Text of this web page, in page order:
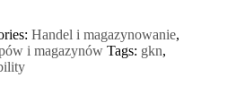
Handel i magazynowanie,
i magazynów Tags: gkn,